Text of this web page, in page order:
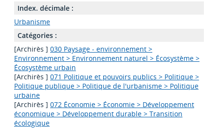
Index. décimale :
Urbanisme
Catégories :
[Archirès ] 030 Paysage - environnement >
Environnement > Environnement naturel > Écosystème >
Écosystème urbain
[Archirès ] 071 Politique et pouvoirs publics > Politique >
Politique publique > Politique de l'urbanisme > Politique
urbaine
[Archirès ] 072 Économie > Économie > Développement
économique > Développement durable > Transition
écologique